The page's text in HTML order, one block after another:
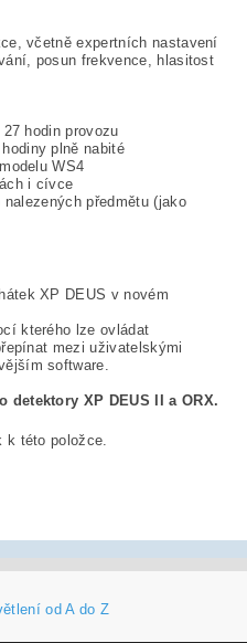
včetně expertních nastavení
posun frekvence, hlasitost
hodin provozu
plně nabité
WS4
i cívce
předmětu (jako
XP DEUS v novém
kterého lze ovládat
mezi uživatelskými
software.
detektory XP DEUS II a ORX.
k této položce.
od A do Z